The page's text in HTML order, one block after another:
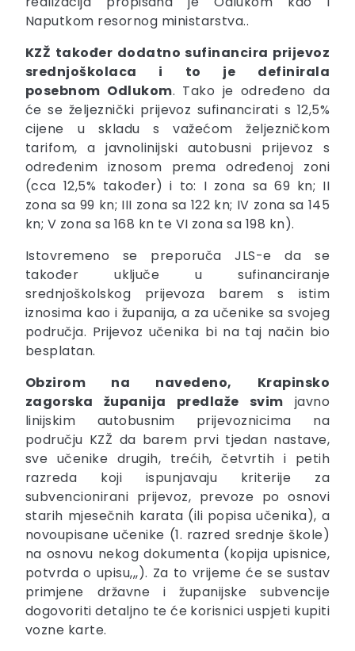
Naputkom resornog ministarstva..
KZŽ također dodatno sufinancira prijevoz
srednjoškolaca i to je definirala
posebnom Odlukom. Tako je određeno da
će se željeznički prijevoz sufinancirati s 12,5%
cijene u skladu s važećom željezničkom
tarifom, a javnolinijski autobusni prijevoz s
određenim iznosom prema određenoj zoni
(cca 12,5% također) i to: I zona sa 69 kn; II
zona sa 99 kn; III zona sa 122 kn; IV zona sa 145
kn; V zona sa 168 kn te VI zona sa 198 kn).
Istovremeno se preporuča JLS-e da se
također uključe u sufinanciranje
srednjoškolskog prijevoza barem s istim
iznosima kao i županija, a za učenike sa svojeg
područja. Prijevoz učenika bi na taj način bio
besplatan.
Obzirom na navedeno, Krapinsko
zagorska županija predlaže svim javno
linijskim autobusnim prijevoznicima na
području KZŽ da barem prvi tjedan nastave,
sve učenike drugih, trećih, četvrtih i petih
razreda koji ispunjavaju kriterije za
subvencionirani prijevoz, prevoze po osnovi
starih mjesečnih karata (ili popisa učenika), a
novoupisane učenike (1. razred srednje škole)
na osnovu nekog dokumenta (kopija upisnice,
potvrda o upisu,,,). Za to vrijeme će se sustav
primjene državne i županijske subvencije
dogovoriti detaljno te će korisnici uspjeti kupiti
vozne karte.